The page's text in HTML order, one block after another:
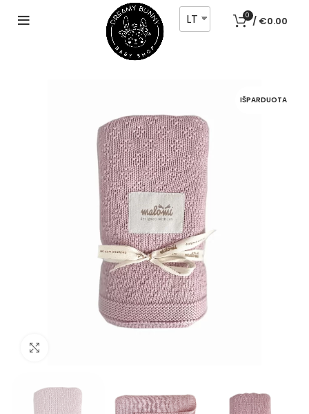
LT 0 / €0.00
IŠPARDUOTA